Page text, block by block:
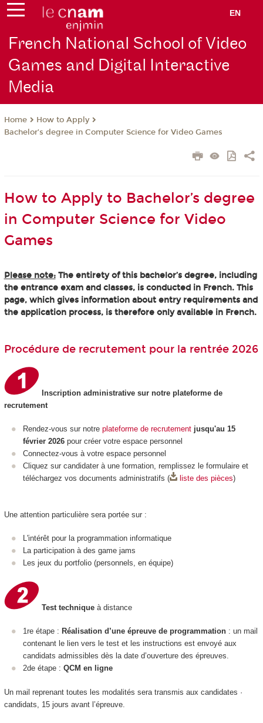
EN
French National School of Video
Games and Digital Interactive
Media
Home
How to Apply
Bachelor’s degree in Computer Science for Video Games
How to Apply to Bachelor’s degree
in Computer Science for Video
Games
Please note:The entirety of this bachelor’s degree, including
the entrance exam and classes, is conducted in French. This
page, which gives information about entry requirements and
the application process, is therefore only available in French.
Procédure de recrutement pour la rentrée 2026
Inscription administrative sur notre plateforme de
recrutement
Rendez-vous sur notre plateforme de recrutement jusqu'au 15
février 2026 pour créer votre espace personnel
Connectez-vous à votre espace personnel
Cliquez sur candidater à une formation, remplissez le formulaire et
téléchargez vos documents administratifs (
liste des pièces)
Une attention particulière sera portée sur :
L'intérêt pour la programmation informatique
La participation à des game jams
Les jeux du portfolio (personnels, en équipe)
Test technique à distance
1re étape : Réalisation d’une épreuve de programmation : un mail
contenant le lien vers le test et les instructions est envoyé aux
candidats admissibles dès la date d’ouverture des épreuves.
2de étape : QCM en ligne
Un mail reprenant toutes les modalités sera transmis aux candidates ·
candidats, 15 jours avant l’épreuve.